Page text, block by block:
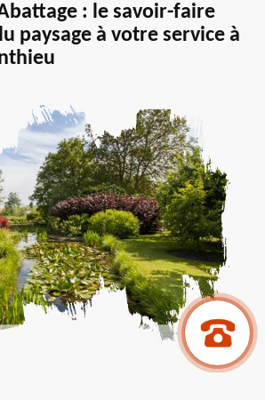
Abattage : le savoir-faire
paysage à votre service à